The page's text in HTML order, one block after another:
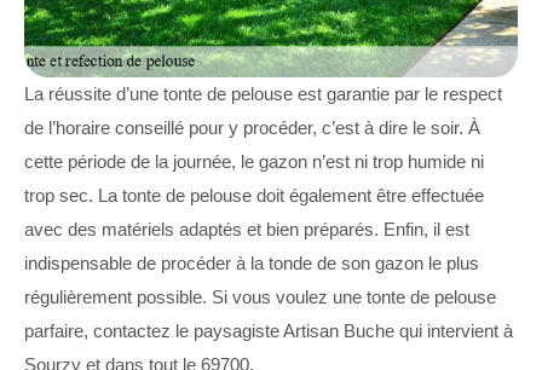
La réussite d’une tonte de pelouse est garantie par le respect
de l’horaire conseillé pour y procéder, c’est à dire le soir. À
cette période de la journée, le gazon n’est ni trop humide ni
trop sec. La tonte de pelouse doit également être effectuée
avec des matériels adaptés et bien préparés. Enfin, il est
indispensable de procéder à la tonde de son gazon le plus
régulièrement possible. Si vous voulez une tonte de pelouse
parfaire, contactez le paysagiste Artisan Buche qui intervient à
Sourzy et dans tout le 69700.